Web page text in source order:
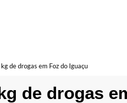
de drogas em Foz do Iguaçu
de drogas